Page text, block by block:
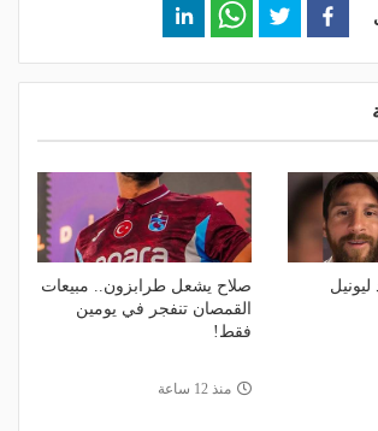
صلاح يشعل طرابزون.. مبيعات
القمصان تنفجر في يومين
فقط!
منذ 12 ساعة